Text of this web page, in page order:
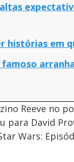
altas
histórias em
famoso
Reeve no
para David
Wars: